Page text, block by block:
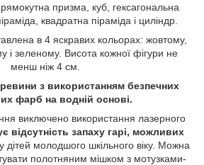
призма, куб, гексагональна
квадратна піраміда і циліндр.
в 4 яскравих кольорах: жовтому,
і зеленому. Висота кожної фігури не
менш ніж 4 см.
з використанням безпечних
фарб на водній основі.
виключено використання лазерного
відсутність запаху гарі, можливих
у дітей молодшого шкільного віку. Можна
полотняним мішком з мотузками-